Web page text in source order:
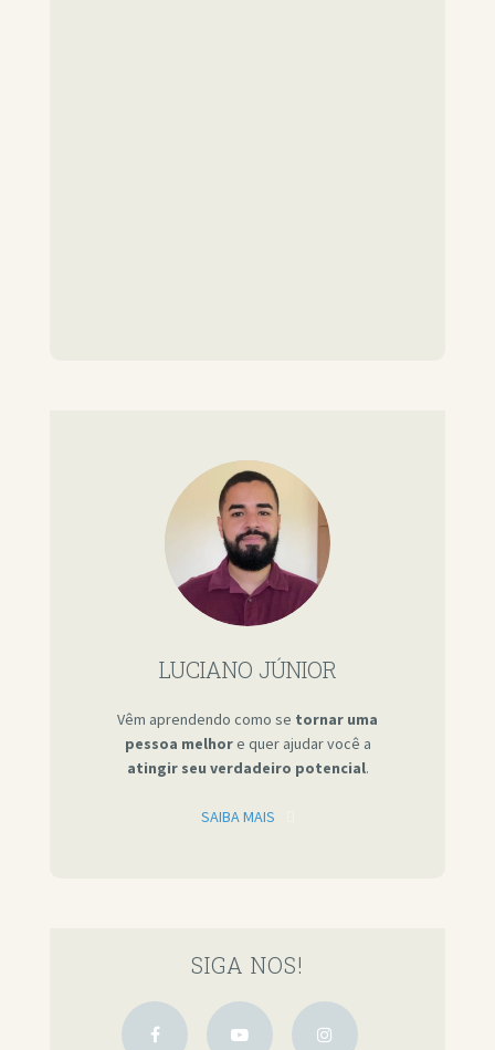
LUCIANO JÚNIOR
Vêm aprendendo como se tornar uma
pessoa melhore quer ajudar você a
atingir seu verdadeiro potencial.
SAIBA MAIS
SIGA NOS!